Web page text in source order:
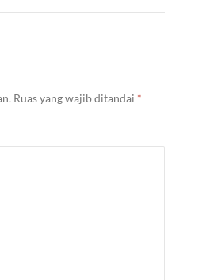
Ruas yang wajib ditandai *